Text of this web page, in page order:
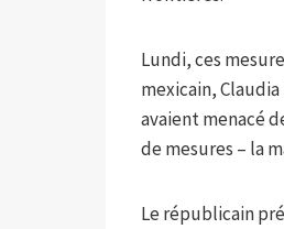
Lundi, ces
mexicain,
avaient menacé
de mesures – la
Le républicain